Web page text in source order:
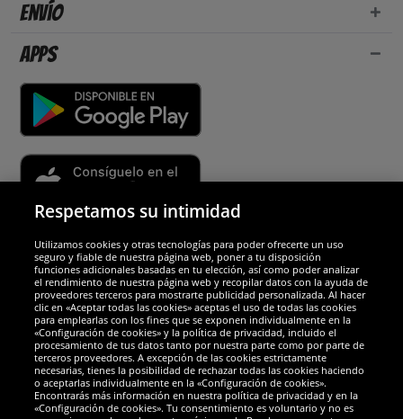
Envío
Apps
Socios y seguridad
Galardones
Respetamos su intimidad
Utilizamos cookies y otras tecnologías para poder ofrecerte un uso
seguro y fiable de nuestra página web, poner a tu disposición
funciones adicionales basadas en tu elección, así como poder analizar
el rendimiento de nuestra página web y recopilar datos con la ayuda de
proveedores terceros para mostrarte publicidad personalizada. Al hacer
clic en «Aceptar todas las cookies» aceptas el uso de todas las cookies
para emplearlas con los fines que se exponen individualmente en la
«Configuración de cookies» y la política de privacidad, incluido el
procesamiento de tus datos tanto por nuestra parte como por parte de
terceros proveedores. A excepción de las cookies estrictamente
necesarias, tienes la posibilidad de rechazar todas las cookies haciendo
o aceptarlas individualmente en la «Configuración de cookies».
Encontrarás más información en nuestra política de privacidad y en la
«Configuración de cookies». Tu consentimiento es voluntario y no es